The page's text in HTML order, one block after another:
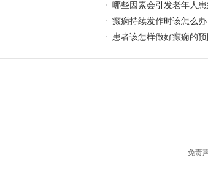
哪些因素会引发老年人
癫痫持续发作时该怎么办
患者该怎样做好癫痫的
免责